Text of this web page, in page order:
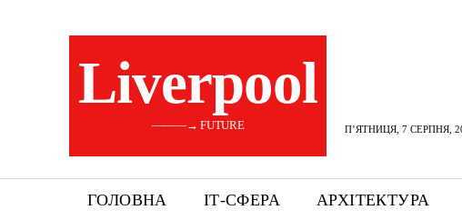
Liverpool
———→ FUTURE П’ЯТНИЦЯ, 7 СЕРПНЯ,
ГОЛОВНА ІТ-СФЕРА АРХІТЕКТУРА